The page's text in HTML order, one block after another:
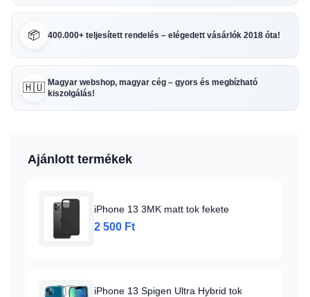
📦 400.000+ teljesített rendelés – elégedett vásárlók 2018 óta!
🇭🇺 Magyar webshop, magyar cég – gyors és megbízható
kiszolgálás!
Ajánlott termékek
iPhone 13 3MK matt tok fekete
2 500 Ft
iPhone 13 Spigen Ultra Hybrid tok